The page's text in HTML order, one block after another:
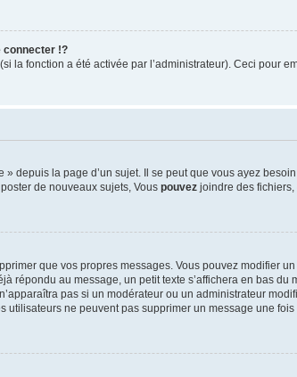
connecter !?
la fonction a été activée par l’administrateur). Ceci pour
depuis la page d’un sujet. Il se peut que vous ayez
poster de nouveaux sujets, Vous pouvez joindre des fichiers,
que vos propres messages. Vous pouvez modifier
répondu au message, un petit texte s’affichera en bas du
pas si un modérateur ou un administrateur
ne peuvent pas supprimer un message une